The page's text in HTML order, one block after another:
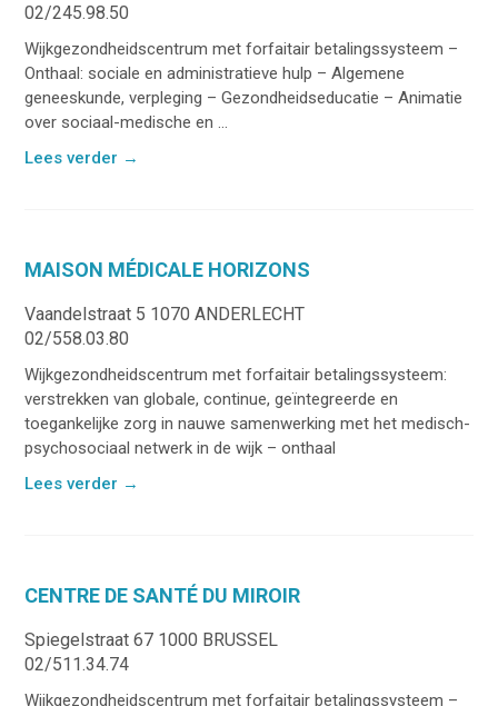
02/245.98.50
Wijkgezondheidscentrum met forfaitair betalingssysteem –
Onthaal: sociale en administratieve hulp – Algemene
geneeskunde, verpleging – Gezondheidseducatie – Animatie
over sociaal-medische en ...
Lees verder →
MAISON MÉDICALE HORIZONS
Vaandelstraat 5 1070 ANDERLECHT
02/558.03.80
Wijkgezondheidscentrum met forfaitair betalingssysteem:
verstrekken van globale, continue, geïntegreerde en
toegankelijke zorg in nauwe samenwerking met het medisch-
psychosociaal netwerk in de wijk – onthaal
Lees verder →
CENTRE DE SANTÉ DU MIROIR
Spiegelstraat 67 1000 BRUSSEL
02/511.34.74
Wijkgezondheidscentrum met forfaitair betalingssysteem –